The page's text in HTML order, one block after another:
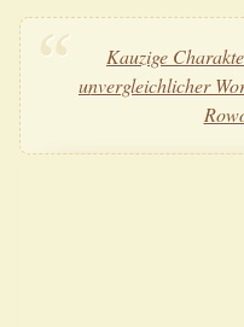
Kauzige
unvergleichlicher